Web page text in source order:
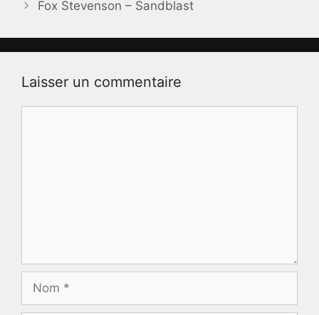
Fox Stevenson – Sandblast
Laisser un commentaire